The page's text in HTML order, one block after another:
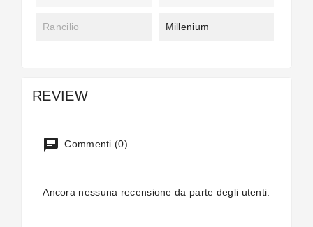
Rancilio Millenium
REVIEW
Commenti (0)
Ancora nessuna recensione da parte degli utenti.